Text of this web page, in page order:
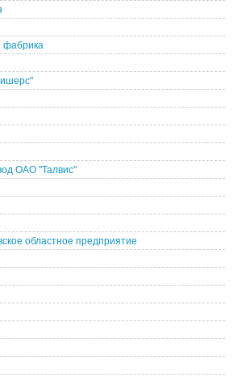
фабрика
ОАО "Талвис"
областное предприятие